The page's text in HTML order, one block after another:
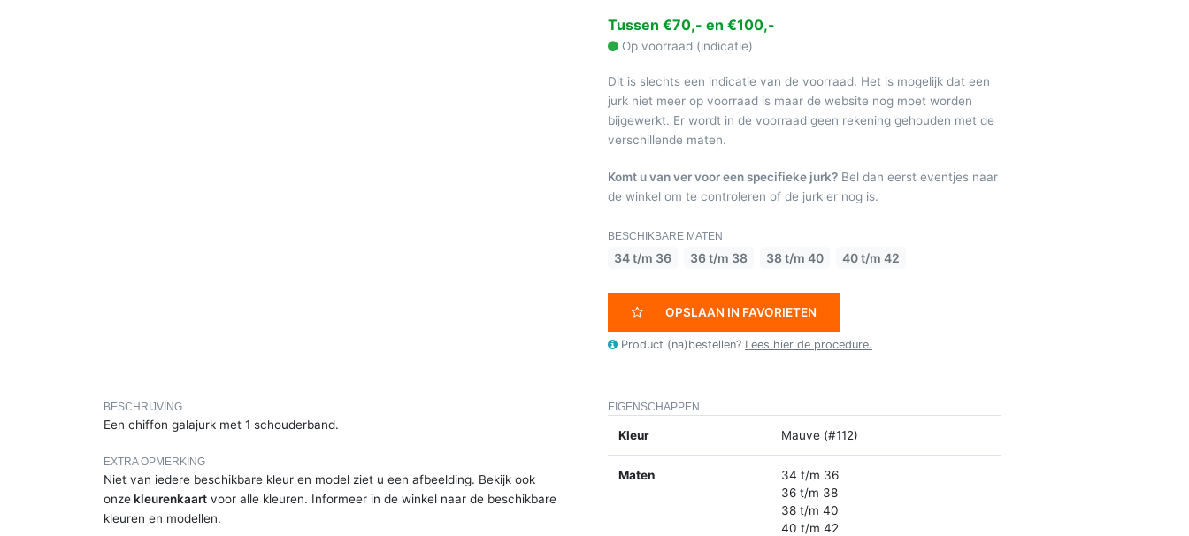
Tussen €70,- en €100,-
Op voorraad (indicatie)
Dit is slechts een indicatie van de voorraad. Het is mogelijk dat een
jurk niet meer op voorraad is maar de website nog moet worden
bijgewerkt. Er wordt in de voorraad geen rekening gehouden met de
verschillende maten.
Komt u van ver voor een specifieke jurk? Bel dan eerst eventjes naar
de winkel om te controleren of de jurk er nog is.
BESCHIKBARE MATEN
34 t/m 36 36 t/m 38 38 t/m 40 40 t/m 42
OPSLAAN IN FAVORIETEN
Product (na)bestellen? Lees hier de procedure.
BESCHRIJVING
Een chiffon galajurk met 1 schouderband.
EXTRA OPMERKING
Niet van iedere beschikbare kleur en model ziet u een afbeelding. Bekijk ook
onzekleurenkaart voor alle kleuren. Informeer in de winkel naar de beschikbare
kleuren en modellen.
EIGENSCHAPPEN
Kleur Mauve (#112)
Maten
34 t/m 36
36 t/m 38
38 t/m 40
40 t/m 42